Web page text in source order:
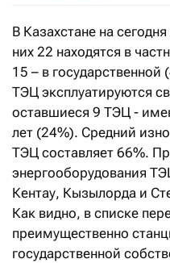
В Казахстане на
них 22 находятся в
15 – в государственной
ТЭЦ эксплуатируются
оставшиеся 9 ТЭЦ -
лет (24%). Средний
ТЭЦ составляет 66%.
энергооборудования
Кентау, Кызылорда и
Как видно, в списке
преимущественно
государственной